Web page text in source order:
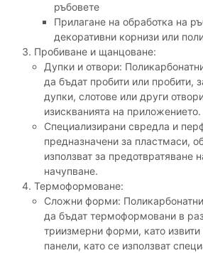
ръбовете
Прилагане на обработка на
декоративни корнизи или
Пробиване и щанцоване:
Дупки и отвори:
да бъдат пробити или пробити,
дупки, слотове или други
изискванията на приложението.
Специализирани свредла и
предназначени за пластмаси,
използват за предотвратяване
начупване.
Термоформоване:
Сложни форми:
да бъдат термоформовани в
триизмерни форми, като извити
панели, като се използват